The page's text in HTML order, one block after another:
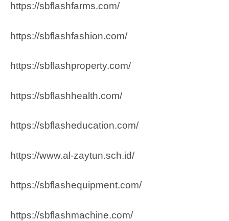
https://sbflashfarms.com/
https://sbflashfashion.com/
https://sbflashproperty.com/
https://sbflashhealth.com/
https://sbflasheducation.com/
https://www.al-zaytun.sch.id/
https://sbflashequipment.com/
https://sbflashmachine.com/